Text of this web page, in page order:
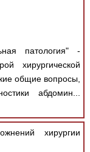
патология" -
хирургической
общие вопросы,
абдомин...
хирургии